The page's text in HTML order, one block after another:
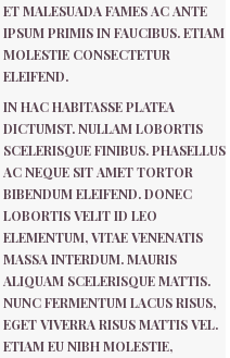
ET MALESUADA FAMES AC ANTE
IPSUM PRIMIS IN FAUCIBUS. ETIAM
MOLESTIE CONSECTETUR
ELEIFEND.
IN HAC HABITASSE PLATEA
DICTUMST. NULLAM LOBORTIS
SCELERISQUE FINIBUS. PHASELLUS
AC NEQUE SIT AMET TORTOR
BIBENDUM ELEIFEND. DONEC
LOBORTIS VELIT ID LEO
ELEMENTUM, VITAE VENENATIS
MASSA INTERDUM. MAURIS
ALIQUAM SCELERISQUE MATTIS.
NUNC FERMENTUM LACUS RISUS,
EGET VIVERRA RISUS MATTIS VEL.
ETIAM EU NIBH MOLESTIE,